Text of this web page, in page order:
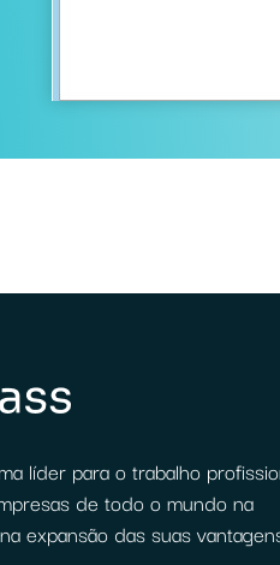
líder para o trabalho
de todo o mundo na
expansão das suas